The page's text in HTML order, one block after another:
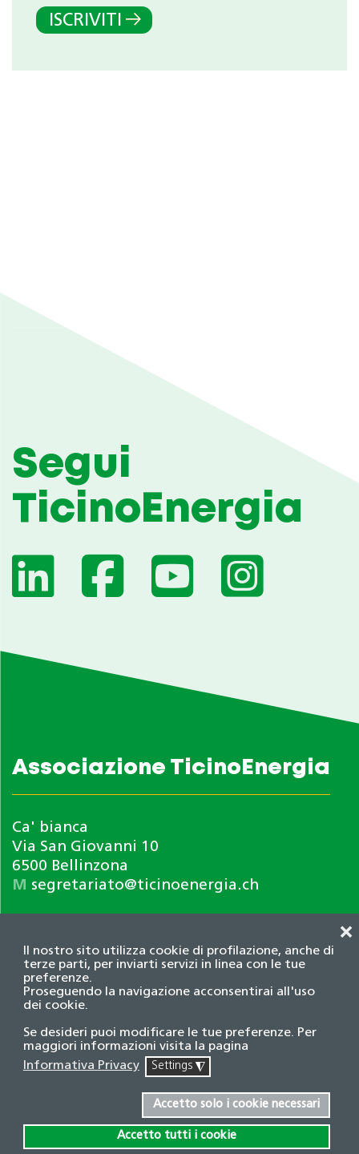
Il nostro sito utilizza cookie di profilazione, anche di
terze parti, per inviarti servizi in linea con le tue
preferenze.
Proseguendo la navigazione acconsentirai all'uso
dei cookie.
Se desideri puoi modificare le tue preferenze. Per
maggiori informazioni visita la pagina
Informativa Privacy
Settings ◮
Accetto solo i cookie necessari
Accetto tutti i cookie
❌
ISCRIVITI
Segui
TicinoEnergia
Associazione TicinoEnergia
Ca' bianca
Via San Giovanni 10
6500 Bellinzona
M segretariato@ticinoenergia.ch
Informativa privacy
© 2026 Associazione TicinoEnergia. Tutti i diritti
riservati.